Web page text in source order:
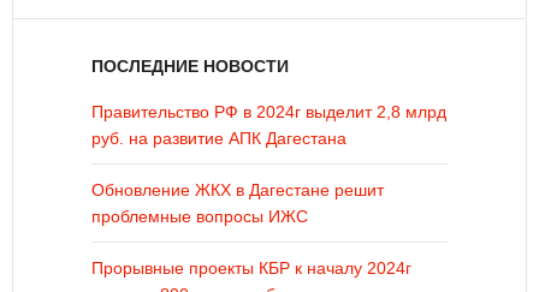
ПОСЛЕДНИЕ НОВОСТИ
Правительство РФ в 2024г выделит 2,8 млрд
руб. на развитие АПК Дагестана
Обновление ЖКХ в Дагестане решит
проблемные вопросы ИЖС
Прорывные проекты КБР к началу 2024г